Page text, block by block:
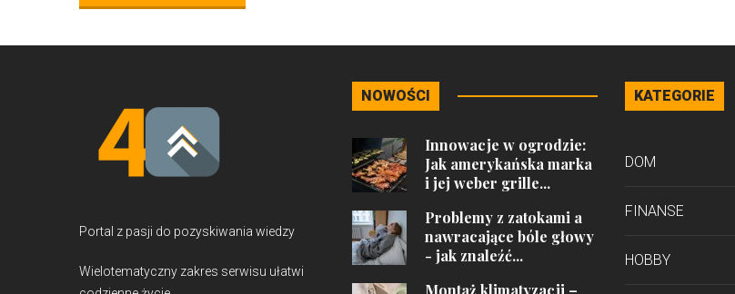
Portal z pasji do pozyskiwania wiedzy
Wielotematyczny zakres serwisu ułatwi
NOWOŚCI
Innowacje w ogrodzie:
Jak amerykańska marka
i jej weber grille...
Problemy z zatokami a
nawracające bóle głowy
- jak znaleźć...
Montaż klimatyzacji –
KATEGORIE
DOM
FINANSE
HOBBY